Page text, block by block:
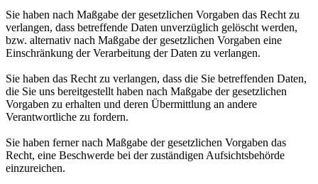
Sie haben nach Maßgabe der gesetzlichen Vorgaben das Recht zu
verlangen, dass betreffende Daten unverzüglich gelöscht werden,
bzw. alternativ nach Maßgabe der gesetzlichen Vorgaben eine
Einschränkung der Verarbeitung der Daten zu verlangen.
Sie haben das Recht zu verlangen, dass die Sie betreffenden Daten,
die Sie uns bereitgestellt haben nach Maßgabe der gesetzlichen
Vorgaben zu erhalten und deren Übermittlung an andere
Verantwortliche zu fordern.
Sie haben ferner nach Maßgabe der gesetzlichen Vorgaben das
Recht, eine Beschwerde bei der zuständigen Aufsichtsbehörde
einzureichen.